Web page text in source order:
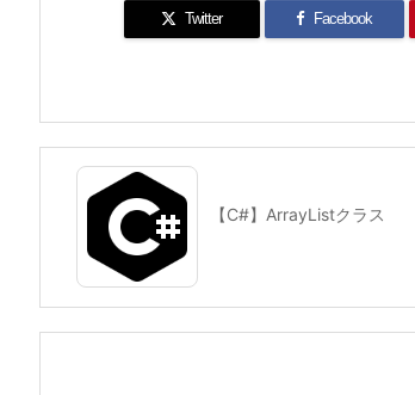
Twitter Facebook
【C#】ArrayListクラス